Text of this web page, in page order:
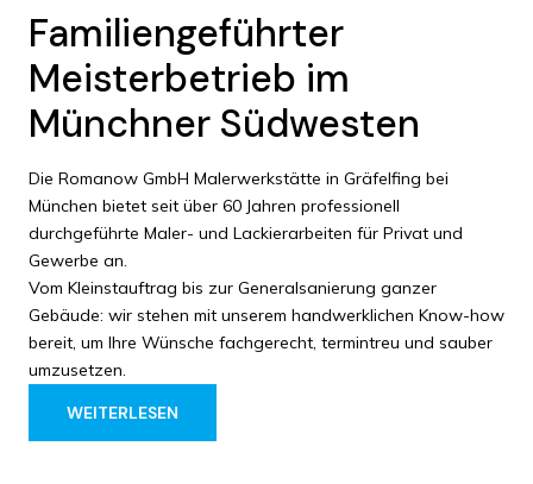
Familiengeführter
Meisterbetrieb im
Münchner Südwesten
Die Romanow GmbH Malerwerkstätte in Gräfelfing bei
München bietet seit über 60 Jahren professionell
durchgeführte Maler- und Lackierarbeiten für Privat und
Gewerbe an.
Vom Kleinstauftrag bis zur Generalsanierung ganzer
Gebäude: wir stehen mit unserem handwerklichen Know-how
bereit, um Ihre Wünsche fachgerecht, termintreu und sauber
umzusetzen.
WEITERLESEN